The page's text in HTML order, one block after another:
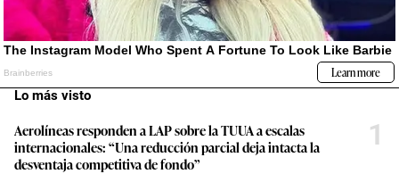
Lo más visto
Aerolíneas responden a LAP sobre la TUUA a escalas
internacionales: “Una reducción parcial deja intacta la
desventaja competitiva de fondo”
1